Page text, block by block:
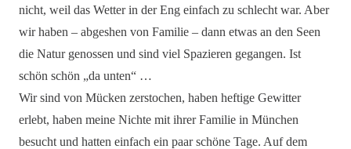
nicht, weil das Wetter in der Eng einfach zu schlecht war. Aber
wir haben – abgeshen von Familie – dann etwas an den Seen
die Natur genossen und sind viel Spazieren gegangen. Ist
schön schön „da unten“ …
Wir sind von Mücken zerstochen, haben heftige Gewitter
erlebt, haben meine Nichte mit ihrer Familie in München
besucht und hatten einfach ein paar schöne Tage. Auf dem